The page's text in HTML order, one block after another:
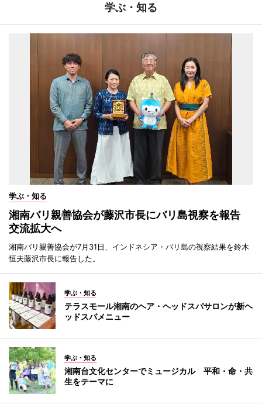
学ぶ・知る
学ぶ・知る
湘南バリ親善協会が藤沢市長にバリ島視察を報告
交流拡大へ
湘南バリ親善協会が7月31日、インドネシア・バリ島の視察結果を鈴木
恒夫藤沢市長に報告した。
学ぶ・知る
テラスモール湘南のヘア・ヘッドスパサロンが新ヘ
ッドスパメニュー
学ぶ・知る
湘南台文化センターでミュージカル 平和・命・共
生をテーマに